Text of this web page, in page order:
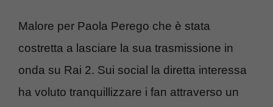
Malore per Paola Perego che è stata
costretta a lasciare la sua trasmissione in
onda su Rai 2. Sui social la diretta interessa
ha voluto tranquillizzare i fan attraverso un